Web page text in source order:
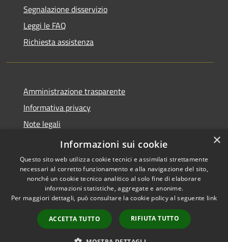
Segnalazione disservizio
Leggi le FAQ
Richiesta assistenza
Amministrazione trasparente
Informativa privacy
Note legali
Dichiarazione di accessibilità
Accessibilità
Copyright © 2026 • Comune di
Grezzana • Powered by
Municipium•
Accesso
redazione
×
Informazioni sui cookie
Questo sito web utilizza cookie tecnici e assimilati strettamente
necessari al corretto funzionamento e alla navigazione del sito,
nonché un cookie tecnico analitico al solo fine di elaborare
informazioni statistiche, aggregate e anonime.
Per maggiori dettagli, può consultare la cookie policy al seguente link
ACCETTA TUTTO RIFIUTA TUTTO